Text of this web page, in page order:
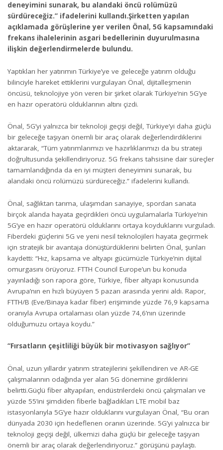
deneyimini sunarak, bu alandaki öncü rolümüzü
sürdüreceğiz.” ifadelerini kullandı.Şirketten yapılan
açıklamada görüşlerine yer verilen Önal, 5G kapsamındaki
frekans ihalelerinin asgari bedellerinin duyurulmasına
ilişkin değerlendirmelerde bulundu.
Yaptıkları her yatırımın Türkiye’ye ve geleceğe yatırım olduğu
bilinciyle hareket ettiklerini vurgulayan Önal, dijitalleşmenin
öncüsü, teknolojiye yön veren bir şirket olarak Türkiye’nin 5G’ye
en hazır operatörü olduklarının altını çizdi.
Önal, 5G’yi yalnızca bir teknoloji geçişi değil, Türkiye’yi daha güçlü
bir geleceğe taşıyan önemli bir araç olarak değerlendirdiklerini
aktararak, “Tüm yatırımlarımızı ve hazırlıklarımızı da bu strateji
doğrultusunda şekillendiriyoruz. 5G frekans tahsisine dair süreçler
tamamlandığında da en iyi müşteri deneyimini sunarak, bu
alandaki öncü rolümüzü sürdüreceğiz.” ifadelerini kullandı.
Önal, sağlıktan tarıma, ulaşımdan sanayiye, spordan sanata
birçok alanda hayata geçirdikleri öncü uygulamalarla Türkiye’nin
5G’ye en hazır operatörü olduklarını ortaya koyduklarını vurguladı.
Fiberdeki güçlerini 5G ve yeni nesil teknolojileri hayata geçirmek
için stratejik bir avantaja dönüştürdüklerini belirten Önal, şunları
kaydetti: “Hız, kapsama ve altyapı gücümüzle Türkiye’nin dijital
omurgasını örüyoruz. FTTH Council Europe’un bu konuda
yayınladığı son rapora göre, Türkiye, fiber altyapı konusunda
Avrupa’nın en hızlı büyüyen 5 pazarı arasında yerini aldı. Rapor,
FTTH/B (Eve/Binaya kadar fiber) erişiminde yüzde 76,9 kapsama
oranıyla Avrupa ortalaması olan yüzde 74,6’nın üzerinde
olduğumuzu ortaya koydu.”
“Fırsatların çeşitliliği büyük bir motivasyon sağlıyor”
Önal, uzun yıllardır yatırım stratejilerini şekillendiren ve AR-GE
çalışmalarının odağında yer alan 5G dönemine girdiklerini
belirtti.Güçlü fiber altyapıları, endüstrilerdeki öncü çalışmaları ve
yüzde 55’ini şimdiden fiberle bağladıkları LTE mobil baz
istasyonlarıyla 5G’ye hazır olduklarını vurgulayan Önal, “Bu oran
dünyada 2030 için hedeflenen oranın üzerinde. 5G’yi yalnızca bir
teknoloji geçişi değil, ülkemizi daha güçlü bir geleceğe taşıyan
önemli bir araç olarak değerlendiriyoruz.” görüşünü paylaştı.